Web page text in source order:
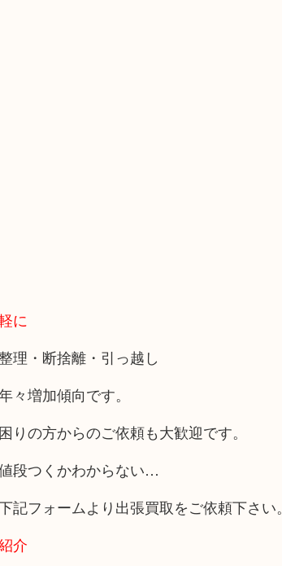
に
理・断捨離・引っ越し
々増加傾向です。
りの方からのご依頼も大歓迎です。
段つくかわからない…
記フォームより出張買取をご依頼下さい。
介